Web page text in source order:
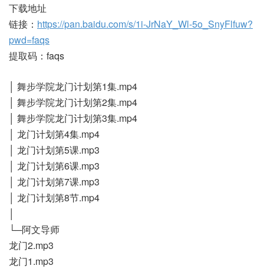
下载地址
链接： https://pan.baidu.com/s/1i-JrNaY_Wl-5o_SnyFlfuw?
pwd=faqs
提取码：faqs
│ 舞步学院龙门计划第1集.mp4
│ 舞步学院龙门计划第2集.mp4
│ 舞步学院龙门计划第3集.mp4
│ 龙门计划第4集.mp4
│ 龙门计划第5课.mp3
│ 龙门计划第6课.mp3
│ 龙门计划第7课.mp3
│ 龙门计划第8节.mp4
└─阿文导师
龙门2.mp3
龙门1.mp3